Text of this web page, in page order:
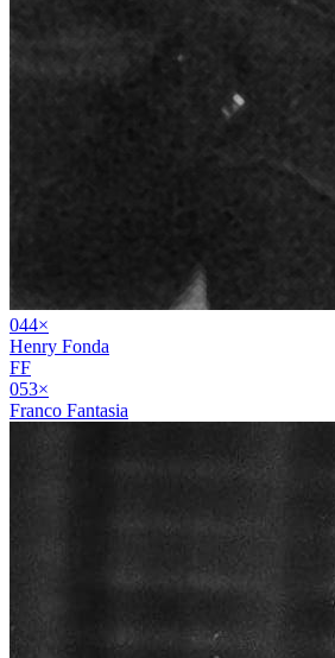
044×
Henry Fonda
FF
053×
Franco Fantasia